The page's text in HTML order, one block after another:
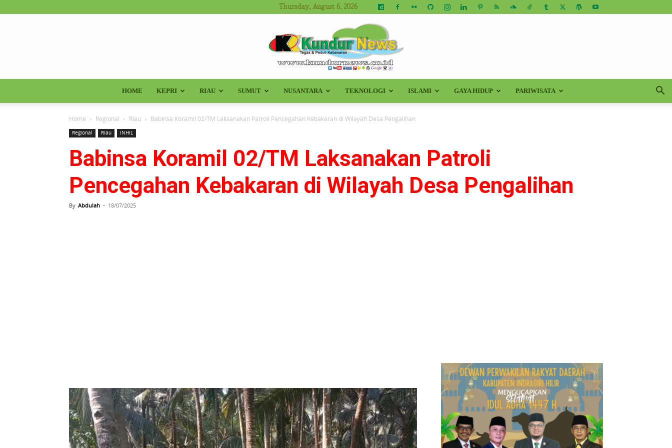
Thursday, August 6, 2026
Kundur
News
HOME KEPRI RIAU SUMUT NUSANTARA TEKNOLOGI ISLAMI GAYA HIDUP PARIWISATA
Home Regional Riau Babinsa Koramil 02/TM Laksanakan Patroli Pencegahan Kebakaran di Wilayah Desa Pengalihan
Regional Riau INHIL
Babinsa Koramil 02/TM Laksanakan Patroli
Pencegahan Kebakaran di Wilayah Desa Pengalihan
By Abdulah - 18/07/2025